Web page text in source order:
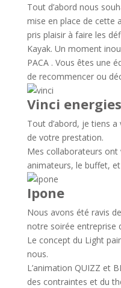
Tout d’abord nous
mise en place de cette
pris plaisir à faire les
Kayak. Un moment
PACA . Vous êtes une
de recommencer ou
Vinci energies
Tout d’abord, je tiens
de votre prestation.
Mes collaborateurs ont
animateurs, le buffet,
Ipone
Nous avons été ravis
notre soirée entreprise
Le concept du Light
nous.
L’animation QUIZZ et
des contraintes et du